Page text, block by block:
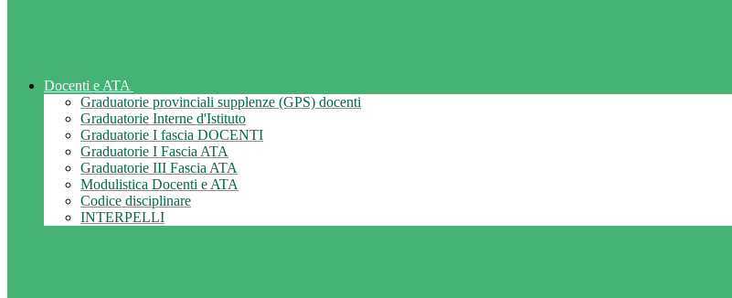
Docenti e ATA
Graduatorie provinciali supplenze (GPS) docenti
Graduatorie Interne d'Istituto
Graduatorie I fascia DOCENTI
Graduatorie I Fascia ATA
Graduatorie III Fascia ATA
Modulistica Docenti e ATA
Codice disciplinare
INTERPELLI